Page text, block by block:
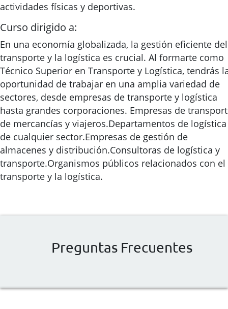
actividades físicas y deportivas.
Curso dirigido a:
En una economía globalizada, la gestión eficiente del
transporte y la logística es crucial. Al formarte como
Técnico Superior en Transporte y Logística, tendrás
oportunidad de trabajar en una amplia variedad de
sectores, desde empresas de transporte y logística
hasta grandes corporaciones. Empresas de
de mercancías y viajeros.Departamentos de logística
de cualquier sector.Empresas de gestión de
almacenes y distribución.Consultoras de logística y
transporte.Organismos públicos relacionados con el
transporte y la logística.
Preguntas Frecuentes